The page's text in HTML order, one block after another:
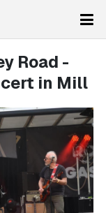
Road -
in Mill